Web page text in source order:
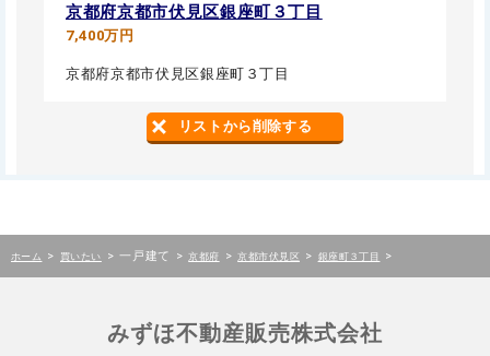
京都府京都市伏見区銀座町３丁目
7,400万円
京都府京都市伏見区銀座町３丁目
リストから削除する
ホーム > 買いたい > 一戸建て > 京都府 > 京都市伏見区 > 銀座町３丁目 >
みずほ不動産販売株式会社